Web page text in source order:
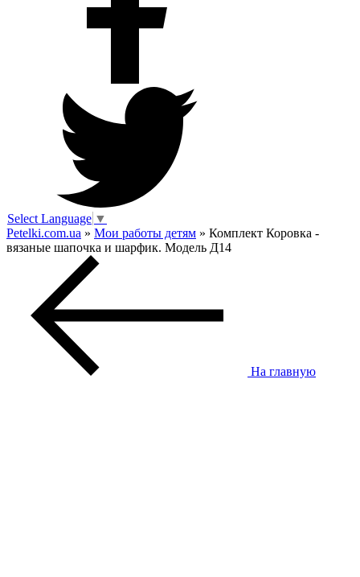
Select Language ▼
Petelki.com.ua » Мои работы детям » Комплект Коровка -
вязаные шапочка и шарфик. Модель Д14
На главную